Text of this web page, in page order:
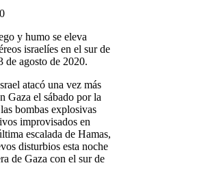
y humo se eleva
israelíes en el sur de
de agosto de 2020.
atacó una vez más
Gaza el sábado por la
bombas explosivas
improvisados ​​en
escalada de Hamas,
disturbios esta noche
de Gaza con el sur de